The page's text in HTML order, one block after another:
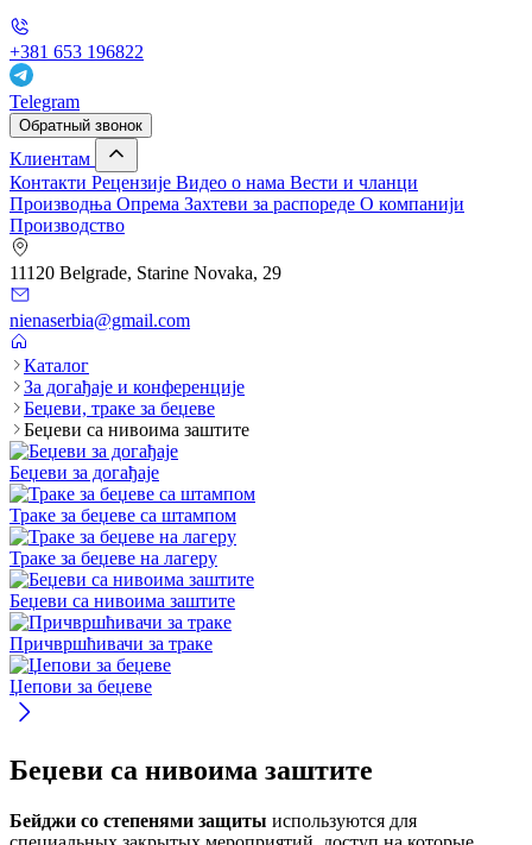
+381 653 196822
Telegram
Обратный звонок
Клиентам
Контакти Рецензије Видео о нама Вести и чланци
Производња Опрема Захтеви за распореде О компанији
Производство
11120 Belgrade, Starine Novaka, 29
nienaserbia@gmail.com
Каталог
За догађаје и конференције
Беџеви, траке за беџеве
Беџеви са нивоима заштите
Беџеви за догађаје
Траке за беџеве са штампом
Траке за беџеве на лагеру
Беџеви са нивоима заштите
Причвршћивачи за траке
Џепови за беџеве
Беџеви са нивоима заштите
Бейджи со степенями защиты используются для